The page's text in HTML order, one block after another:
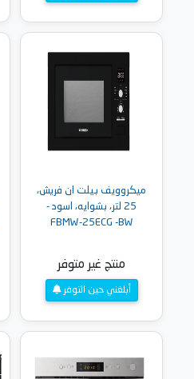
ميكروويف بيلت ان فريش،
25 لتر، بشوايه، اسود -
FBMW-25ECG -BW
منتج غير متوفر
أبلغني حين التوفر